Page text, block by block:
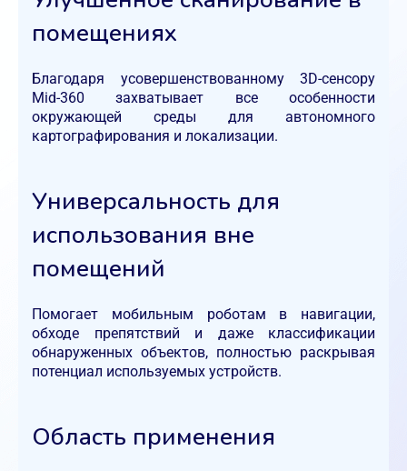
помещениях
Благодаря усовершенствованному 3D-сенсору
Mid-360 захватывает все особенности
окружающей среды для автономного
картографирования и локализации.
Универсальность для
использования вне
помещений
Помогает мобильным роботам в навигации,
обходе препятствий и даже классификации
обнаруженных объектов, полностью раскрывая
потенциал используемых устройств.
Область применения